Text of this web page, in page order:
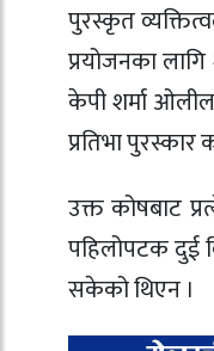
पुरस्कृत
प्रयोजनका
केपी शर्मा
प्रतिभा पुरस्कार
उक्त कोषबाट
पहिलोपटक दुई
सकेको थिएन ।